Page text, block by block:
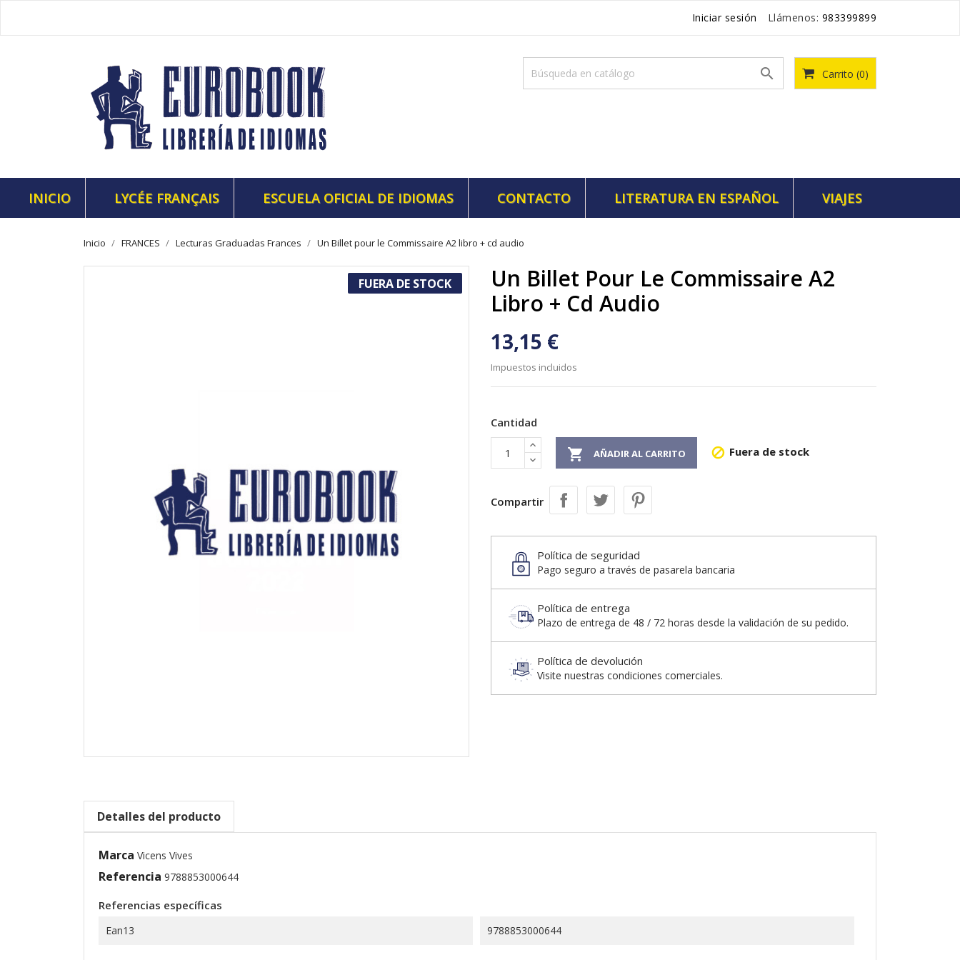
Iniciar sesión Llámenos: 983399899
Carrito (0)

INICIO LYCÉE FRANÇAIS ESCUELA OFICIAL DE IDIOMAS CONTACTO LITERATURA EN ESPAÑOL VIAJES
Inicio FRANCES Lecturas Graduadas Frances Un Billet pour le Commissaire A2 libro + cd audio
FUERA DE STOCK
Un Billet Pour Le Commissaire A2
Libro + Cd Audio
13,15 €
Impuestos incluidos
Cantidad
 AÑADIR AL CARRITO  Fuera de stock
Compartir
Política de seguridad
Pago seguro a través de pasarela bancaria
Política de entrega
Plazo de entrega de 48 / 72 horas desde la validación de su pedido.
Política de devolución
Visite nuestras condiciones comerciales.
Detalles del producto
Marca Vicens Vives
Referencia 9788853000644
Referencias específicas
Ean13 9788853000644